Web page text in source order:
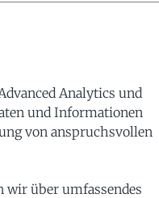
Analytics und
und Informationen
von anspruchsvollen
wir über umfassendes